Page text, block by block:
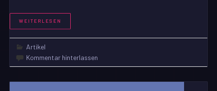
WEITERLESEN
Artikel
Kommentar hinterlassen